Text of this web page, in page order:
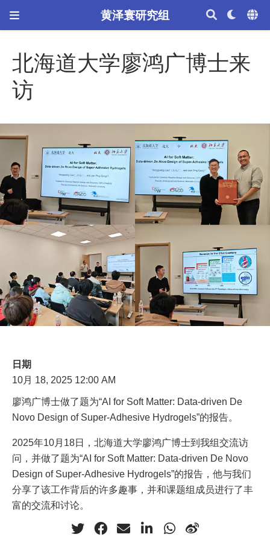
黄泽寰研究组
北海道大学廖鸿广博士来
访
日期
10月 18, 2025 12:00 AM
廖鸿广博士做了题为“AI for Soft Matter: Data-driven De
Novo Design of Super-Adhesive Hydrogels”的报告。
2025年10月18日，北海道大学廖鸿广博士到我组交流访
问，并做了题为“AI for Soft Matter: Data-driven De Novo
Design of Super-Adhesive Hydrogels”的报告，他与我们
分享了该工作背后的许多趣事，并和课题组成员进行了丰
富的交流和讨论。